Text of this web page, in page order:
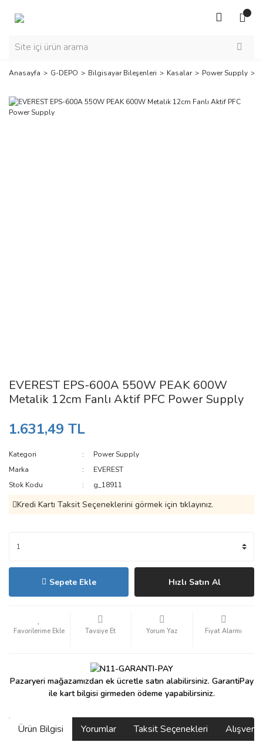
Anasayfa G-DEPO Bilgisayar Bileşenleri Kasalar Power Supply
EVEREST EPS-600A 550W PEAK 600W
Metalik 12cm Fanlı Aktif PFC Power Supply
1.631,49 TL
Kategori
Power Supply
Marka
EVEREST
Stok Kodu
g_18911
Kredi Kartı Taksit Seçeneklerini görmek için tıklayınız.
Sepete Ekle Hızlı Satın Al
Tavsiye Et Yorum Yaz Fiyat Alarmı
Pazaryeri mağazamızdan ek ücretle satın alabilirsiniz. GarantiPay
ile kart bilgisi girmeden ödeme yapabilirsiniz.
Ürün Bilgisi Yorumlar Taksit Seçenekleri